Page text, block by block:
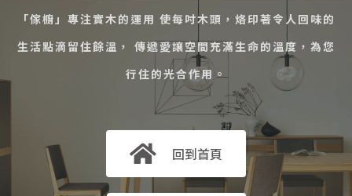
「傢櫥」專注實木的運用 使每吋木頭，烙印著令人回味的
生活點滴留住餘溫， 傳遞愛讓空間充滿生命的溫度，為您
行住的光合作用。
回到首頁